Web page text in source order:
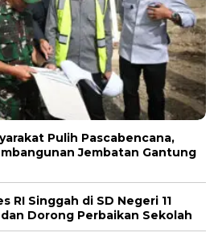
Pulih Pascabencana,
Jembatan Gantung
RI Singgah di SD Negeri 11
Dorong Perbaikan Sekolah